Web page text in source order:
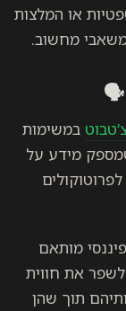
או המלצות
מחשוב.
במשימות
מידע על
מותאם
לשפר את חווית
תוך שהן